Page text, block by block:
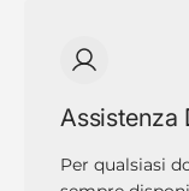
Assistenza
Per qualsiasi